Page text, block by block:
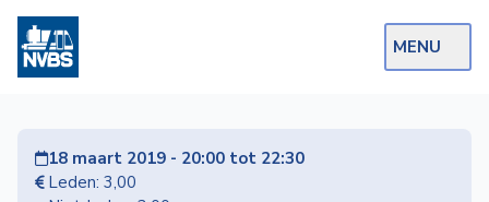
MENU
Op de Rails
18 maart 2019 - 20:00 tot 22:30
Leden: 3,00